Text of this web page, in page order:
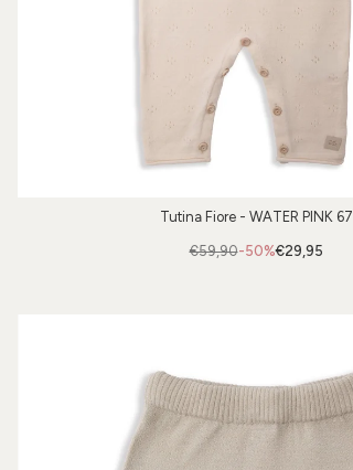
Tutina Fiore - WATER PINK 67
-50%
€59,90 €29,95